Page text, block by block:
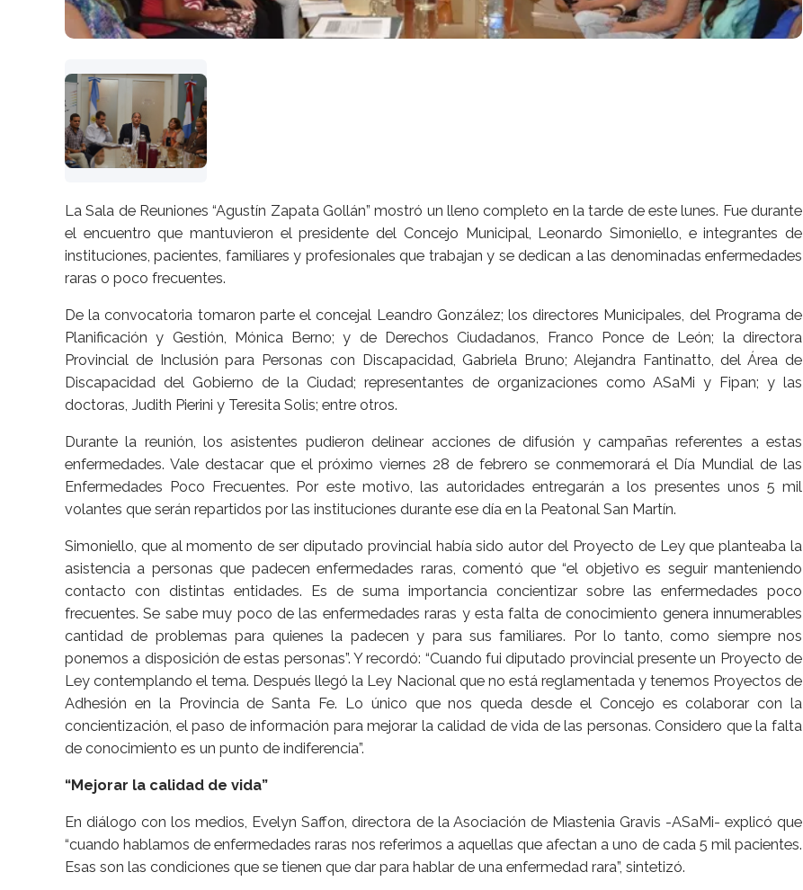
La Sala de Reuniones “Agustín Zapata Gollán” mostró un lleno completo en la tarde de este lunes. Fue durante
el encuentro que mantuvieron el presidente del Concejo Municipal, Leonardo Simoniello, e integrantes de
instituciones, pacientes, familiares y profesionales que trabajan y se dedican a las denominadas enfermedades
raras o poco frecuentes.
De la convocatoria tomaron parte el concejal Leandro González; los directores Municipales, del Programa de
Planificación y Gestión, Mónica Berno; y de Derechos Ciudadanos, Franco Ponce de León; la directora
Provincial de Inclusión para Personas con Discapacidad, Gabriela Bruno; Alejandra Fantinatto, del Área de
Discapacidad del Gobierno de la Ciudad; representantes de organizaciones como ASaMi y Fipan; y las
doctoras, Judith Pierini y Teresita Solis; entre otros.
Durante la reunión, los asistentes pudieron delinear acciones de difusión y campañas referentes a estas
enfermedades. Vale destacar que el próximo viernes 28 de febrero se conmemorará el Día Mundial de las
Enfermedades Poco Frecuentes. Por este motivo, las autoridades entregarán a los presentes unos 5 mil
volantes que serán repartidos por las instituciones durante ese día en la Peatonal San Martín.
Simoniello, que al momento de ser diputado provincial había sido autor del Proyecto de Ley que planteaba la
asistencia a personas que padecen enfermedades raras, comentó que “el objetivo es seguir manteniendo
contacto con distintas entidades. Es de suma importancia concientizar sobre las enfermedades poco
frecuentes. Se sabe muy poco de las enfermedades raras y esta falta de conocimiento genera innumerables
cantidad de problemas para quienes la padecen y para sus familiares. Por lo tanto, como siempre nos
ponemos a disposición de estas personas”. Y recordó: “Cuando fui diputado provincial presente un Proyecto de
Ley contemplando el tema. Después llegó la Ley Nacional que no está reglamentada y tenemos Proyectos de
Adhesión en la Provincia de Santa Fe. Lo único que nos queda desde el Concejo es colaborar con la
concientización, el paso de información para mejorar la calidad de vida de las personas. Considero que la falta
de conocimiento es un punto de indiferencia”.
“Mejorar la calidad de vida”
En diálogo con los medios, Evelyn Saffon, directora de la Asociación de Miastenia Gravis -ASaMi- explicó que
“cuando hablamos de enfermedades raras nos referimos a aquellas que afectan a uno de cada 5 mil pacientes.
Esas son las condiciones que se tienen que dar para hablar de una enfermedad rara”, sintetizó.